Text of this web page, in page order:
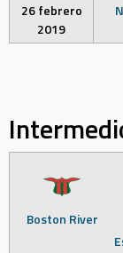
26 febrero
2019
Boston River